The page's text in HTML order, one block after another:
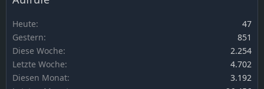
Heute
47
Gestern
851
Diese Woche
2.254
Letzte Woche
4.702
Diesen Monat
3.192